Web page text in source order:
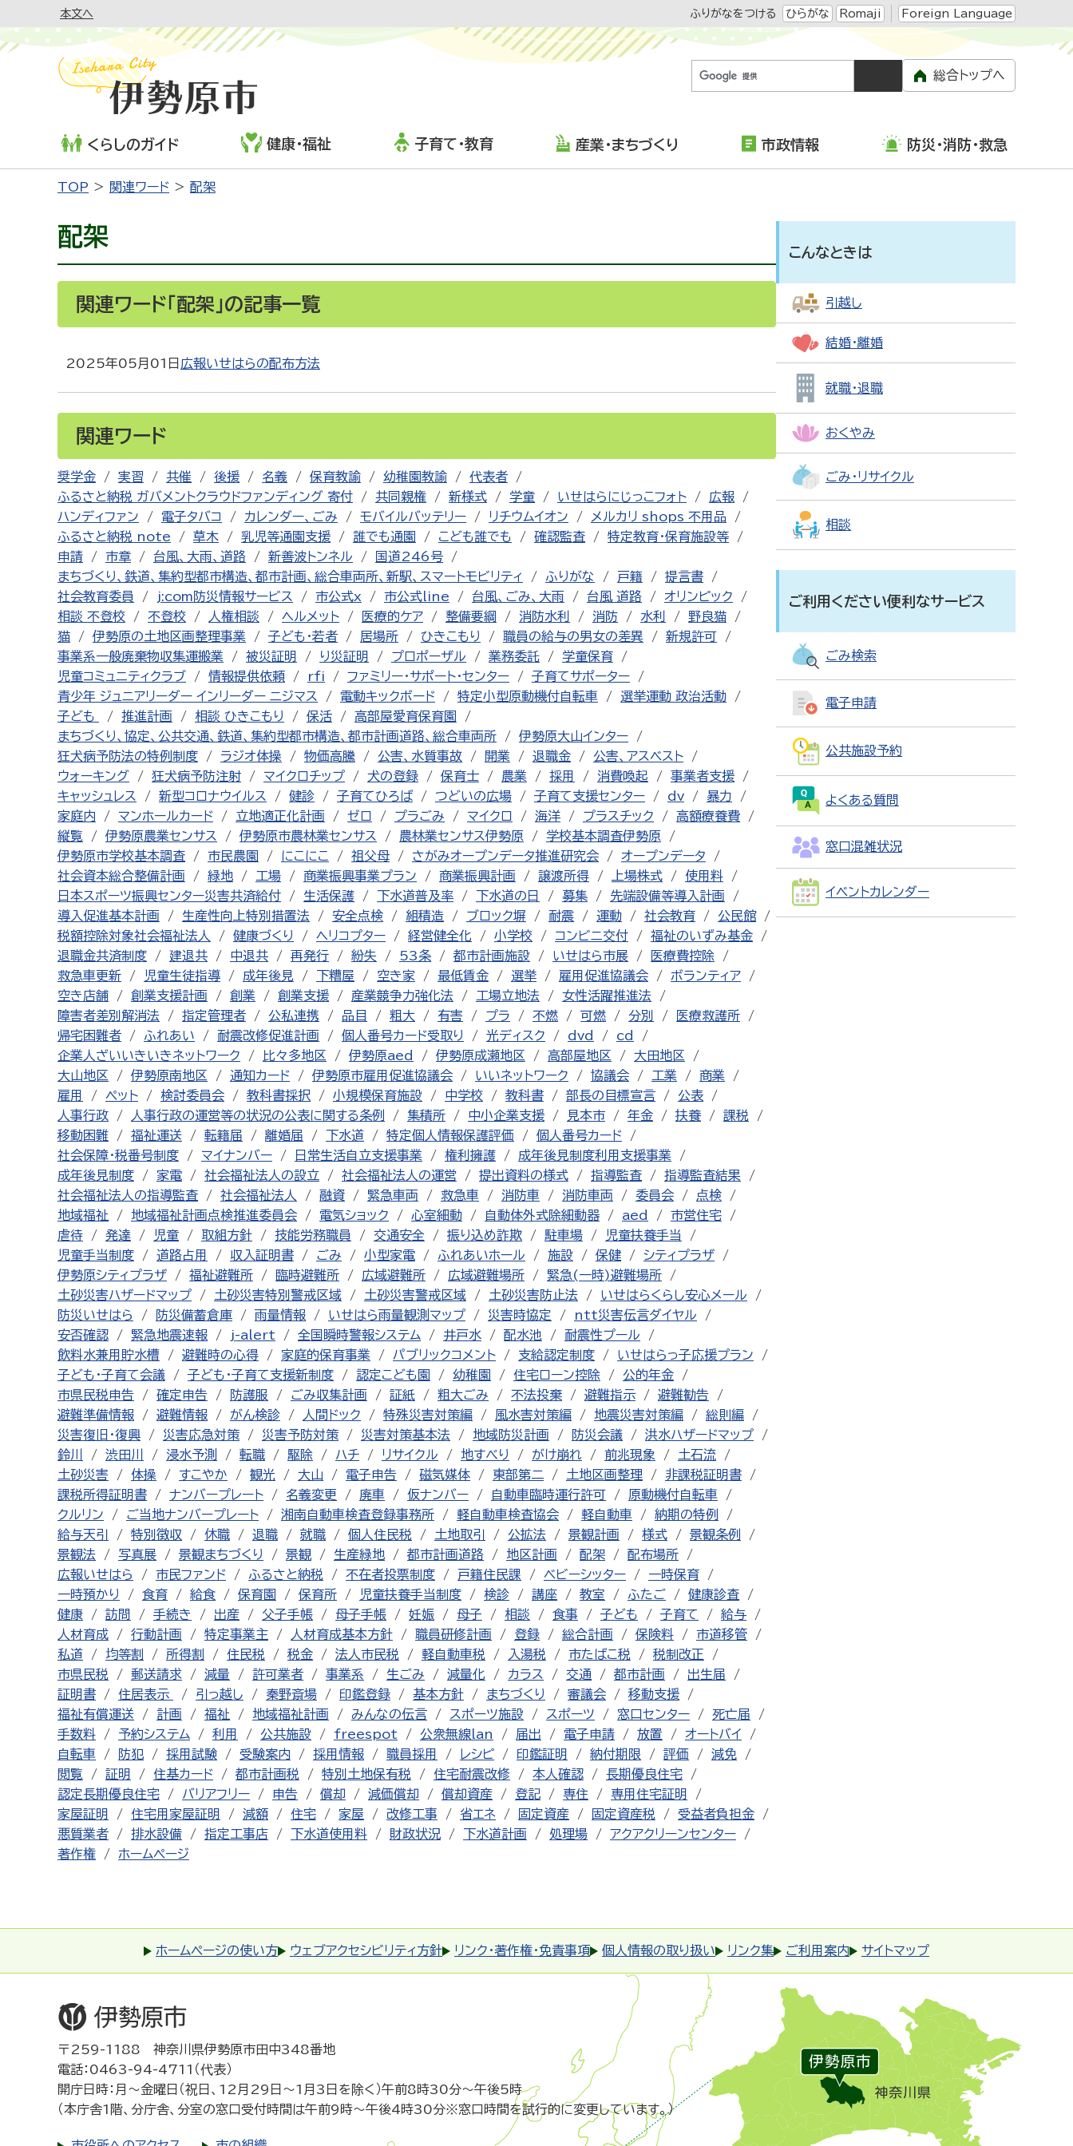
本文へ ふりがなをつける ひらがな Romaji Foreign Language
総合トップへ
くらしのガイド 健康・福祉 子育て・教育 産業・まちづくり 市政情報 防災・消防・救急
TOP 関連ワード 配架
配架
関連ワード「配架」の記事一覧
2025年05月01日 広報いせはらの配布方法
関連ワード
奨学金 実習 共催 後援 名義 保育教諭 幼稚園教諭
代表者
ふるさと納税 ガバメントクラウドファンディング 寄付
共同親権 新様式 学童 いせはらにじっこフォト
広報
ハンディファン
電子タバコ カレンダー、ごみ モバイルバッテリー リチウムイオン
メルカリ shops 不用品
ふるさと納税 note
草木 乳児等通園支援 誰でも通園 こども誰でも 確認監査
特定教育・保育施設等
申請
市章 台風、大雨、道路 新善波トンネル
国道246号
まちづくり、鉄道、集約型都市構造、都市計画、総合車両所、新駅、スマートモビリティ
ふりがな 戸籍
提言書
社会教育委員
j:com防災情報サービス 市公式x 市公式line 台風、ごみ、大雨 台風 道路
オリンピック
相談 不登校
不登校 人権相談 ヘルメット 医療的ケア 整備要綱 消防水利 消防 水利
野良猫
猫
伊勢原の土地区画整理事業 子ども・若者 居場所 ひきこもり 職員の給与の男女の差異
新規許可
事業系一般廃棄物収集運搬業
被災証明 り災証明 プロポーザル 業務委託
学童保育
児童コミュニティクラブ
情報提供依頼 rfi ファミリー・サポート・センター
子育てサポーター
青少年 ジュニアリーダー インリーダー ニジマス
電動キックボード 特定小型原動機付自転車
選挙運動 政治活動
子ども
推進計画 相談 ひきこもり 保活
高部屋愛育保育園
まちづくり、協定、公共交通、鉄道、集約型都市構造、都市計画道路、総合車両所
伊勢原大山インター
狂犬病予防法の特例制度
ラジオ体操 物価高騰 公害、水質事故 開業 退職金
公害、アスベスト
ウォーキング
狂犬病予防注射 マイクロチップ 犬の登録 保育士 農業 採用 消費喚起
事業者支援
キャッシュレス
新型コロナウイルス 健診 子育てひろば つどいの広場 子育て支援センター dv
暴力
家庭内
マンホールカード 立地適正化計画 ゼロ プラごみ マイクロ 海洋 プラスチック
高額療養費
縦覧
伊勢原農業センサス 伊勢原市農林業センサス 農林業センサス伊勢原
学校基本調査伊勢原
伊勢原市学校基本調査
市民農園 にこにこ 祖父母 さがみオープンデータ推進研究会
オープンデータ
社会資本総合整備計画
緑地 工場 商業振興事業プラン 商業振興計画 譲渡所得 上場株式
使用料
日本スポーツ振興センター災害共済給付
生活保護 下水道普及率 下水道の日 募集
先端設備等導入計画
導入促進基本計画
生産性向上特別措置法 安全点検 組積造 ブロック塀 耐震 運動 社会教育
公民館
税額控除対象社会福祉法人
健康づくり ヘリコプター 経営健全化 小学校 コンビニ交付
福祉のいずみ基金
退職金共済制度
建退共 中退共 再発行 紛失 53条 都市計画施設 いせはら市展
医療費控除
救急車更新
児童生徒指導 成年後見 下糟屋 空き家 最低賃金 選挙 雇用促進協議会
ボランティア
空き店舗
創業支援計画 創業 創業支援 産業競争力強化法 工場立地法
女性活躍推進法
障害者差別解消法
指定管理者 公私連携 品目 粗大 有害 プラ 不燃 可燃 分別
医療救護所
帰宅困難者
ふれあい 耐震改修促進計画 個人番号カード受取り 光ディスク dvd
cd
企業人ざいいきいきネットワーク
比々多地区 伊勢原aed 伊勢原成瀬地区 高部屋地区
大田地区
大山地区
伊勢原南地区 通知カード 伊勢原市雇用促進協議会 いいネットワーク 協議会 工業
商業
雇用
ペット 検討委員会 教科書採択 小規模保育施設 中学校 教科書 部長の目標宣言
公表
人事行政
人事行政の運営等の状況の公表に関する条例 集積所 中小企業支援 見本市 年金 扶養
課税
移動困難
福祉運送 転籍届 離婚届 下水道 特定個人情報保護評価
個人番号カード
社会保障・税番号制度
マイナンバー 日常生活自立支援事業 権利擁護
成年後見制度利用支援事業
成年後見制度
家電 社会福祉法人の設立 社会福祉法人の運営 提出資料の様式 指導監査
指導監査結果
社会福祉法人の指導監査
社会福祉法人 融資 緊急車両 救急車 消防車 消防車両 委員会
点検
地域福祉
地域福祉計画点検推進委員会 電気ショック 心室細動 自動体外式除細動器 aed
市営住宅
虐待
発達 児童 取組方針 技能労務職員 交通安全 振り込め詐欺 駐車場
児童扶養手当
児童手当制度
道路占用 収入証明書 ごみ 小型家電 ふれあいホール 施設 保健
シティプラザ
伊勢原シティプラザ
福祉避難所 臨時避難所 広域避難所 広域避難場所
緊急(一時)避難場所
土砂災害ハザードマップ
土砂災害特別警戒区域 土砂災害警戒区域 土砂災害防止法
いせはらくらし安心メール
防災いせはら
防災備蓄倉庫 雨量情報 いせはら雨量観測マップ 災害時協定
ntt災害伝言ダイヤル
安否確認
緊急地震速報 j-alert 全国瞬時警報システム 井戸水 配水池
耐震性プール
飲料水兼用貯水槽
避難時の心得 家庭的保育事業 パブリックコメント 支給認定制度
いせはらっ子応援プラン
子ども・子育て会議
子ども・子育て支援新制度 認定こども園 幼稚園 住宅ローン控除
公的年金
市県民税申告
確定申告 防護服 ごみ収集計画 証紙 粗大ごみ 不法投棄 避難指示
避難勧告
避難準備情報
避難情報 がん検診 人間ドック 特殊災害対策編 風水害対策編 地震災害対策編
総則編
災害復旧・復興
災害応急対策 災害予防対策 災害対策基本法 地域防災計画 防災会議
洪水ハザードマップ
鈴川
渋田川 浸水予測 転職 駆除 ハチ リサイクル 地すべり がけ崩れ 前兆現象
土石流
土砂災害
体操 すこやか 観光 大山 電子申告 磁気媒体 東部第二 土地区画整理
非課税証明書
課税所得証明書
ナンバープレート 名義変更 廃車 仮ナンバー 自動車臨時運行許可
原動機付自転車
クルリン
ご当地ナンバープレート 湘南自動車検査登録事務所 軽自動車検査協会 軽自動車
納期の特例
給与天引
特別徴収 休職 退職 就職 個人住民税 土地取引 公拡法 景観計画 様式
景観条例
景観法
写真展 景観まちづくり 景観 生産緑地 都市計画道路 地区計画 配架
配布場所
広報いせはら
市民ファンド ふるさと納税 不在者投票制度 戸籍住民課 ベビーシッター
一時保育
一時預かり
食育 給食 保育園 保育所 児童扶養手当制度 検診 講座 教室 ふたご
健康診査
健康
訪問 手続き 出産 父子手帳 母子手帳 妊娠 母子 相談 食事 子ども 子育て
給与
人材育成
行動計画 特定事業主 人材育成基本方針 職員研修計画 登録 総合計画 保険料
市道移管
私道
均等割 所得割 住民税 税金 法人市民税 軽自動車税 入湯税 市たばこ税
税制改正
市県民税
郵送請求 減量 許可業者 事業系 生ごみ 減量化 カラス 交通 都市計画
出生届
証明書
住居表示 引っ越し 秦野斎場 印鑑登録 基本方針 まちづくり 審議会
移動支援
福祉有償運送
計画 福祉 地域福祉計画 みんなの伝言 スポーツ施設 スポーツ 窓口センター
死亡届
手数料
予約システム 利用 公共施設 freespot 公衆無線lan 届出 電子申請 放置
オートバイ
自転車
防犯 採用試験 受験案内 採用情報 職員採用 レシピ 印鑑証明 納付期限 評価
減免
閲覧
証明 住基カード 都市計画税 特別土地保有税 住宅耐震改修 本人確認
長期優良住宅
認定長期優良住宅
バリアフリー 申告 償却 減価償却 償却資産 登記 専住
専用住宅証明
家屋証明
住宅用家屋証明 減額 住宅 家屋 改修工事 省エネ 固定資産 固定資産税
受益者負担金
悪質業者
排水設備 指定工事店 下水道使用料 財政状況 下水道計画 処理場
アクアクリーンセンター
著作権
ホームページ
こんなときは
引越し
結婚・離婚
就職・退職
おくやみ
ごみ・リサイクル
相談
ご利用ください便利なサービス
ごみ検索
電子申請
公共施設予約
よくある質問
窓口混雑状況
イベントカレンダー
ホームページの使い方 ウェブアクセシビリティ方針 リンク・著作権・免責事項 個人情報の取り扱い リンク集 ご利用案内 サイトマップ
〒259-1188 神奈川県伊勢原市田中348番地
電話：0463-94-4711（代表）
開庁日時：月～金曜日（祝日、12月29日～1月3日を除く）午前8時30分～午後5時
（本庁舎1階、分庁舎、分室の窓口受付時間は午前9時～午後4時30分※窓口時間を試行的に変更しています。）